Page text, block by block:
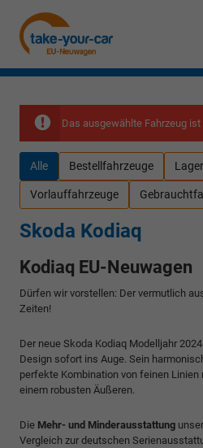
Das ausgewählte Fahrzeug
Alle Bestellfahrzeuge
Vorlauffahrzeuge
Skoda Kodiaq
Kodiaq EU-Neuwagen
Dürfen wir vorstellen: Der vermutlich
Zeiten!
Der neue Skoda Kodiaq Modelljahr
Design sofort ins Auge. Sein
perfekte Kombination von feinen
einem robusten Äußeren.
Die Mehr- und Minderausstattung
Vergleich zur deutschen